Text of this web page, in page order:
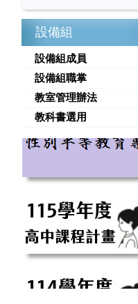
設備組
設備組成員
設備組職掌
教室管理辦法
教科書選用